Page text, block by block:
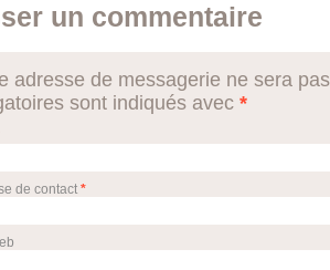
un commentaire
adresse de messagerie ne sera
sont indiqués avec *
de contact *